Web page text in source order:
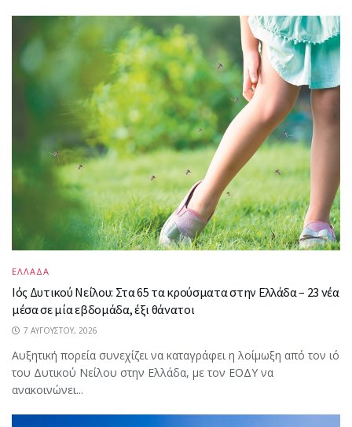
ΕΛΛΑΔΑ
Ιός Δυτικού Νείλου: Στα 65 τα κρούσματα στην Ελλάδα – 23 νέα
μέσα σε μία εβδομάδα, έξι θάνατοι
7 ΑΥΓΟΎΣΤΟΥ, 2026
Αυξητική πορεία συνεχίζει να καταγράφει η λοίμωξη από τον ιό
του Δυτικού Νείλου στην Ελλάδα, με τον ΕΟΔΥ να
ανακοινώνει...